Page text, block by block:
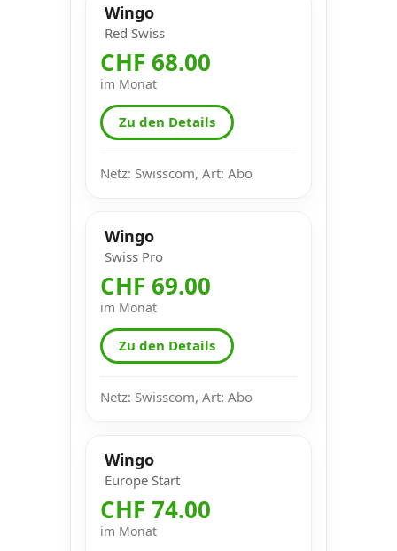
Wingo
Red Swiss
CHF 68.00
im Monat
Zu den Details
Netz: Swisscom, Art: Abo
Wingo
Swiss Pro
CHF 69.00
im Monat
Zu den Details
Netz: Swisscom, Art: Abo
Wingo
Europe Start
CHF 74.00
im Monat